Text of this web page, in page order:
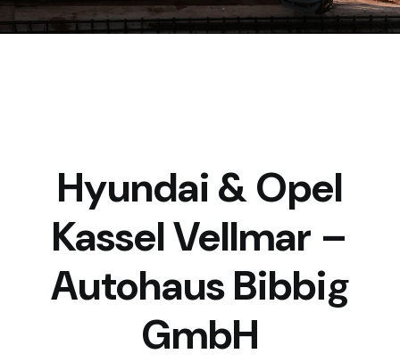
Hyundai & Opel
Kassel Vellmar –
Autohaus Bibbig
GmbH